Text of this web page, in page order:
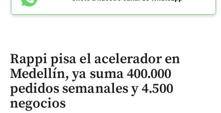
Rappi pisa el acelerador en
Medellín, ya suma 400.000
pedidos semanales y 4.500
negocios